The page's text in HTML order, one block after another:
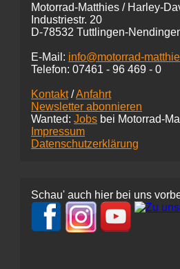
Motorrad-Matthies / Harley-
Industriestr. 20
D-78532 Tuttlingen-
E-Mail: info@motorrad-
Telefon: 07461 - 96 469 - 0
Kontakt/Anfahrt
Newsletter abonnieren
Wanted: Jobs bei Motorrad-
Impressum
Datenschutzerklärung
Schau' auch hier bei uns